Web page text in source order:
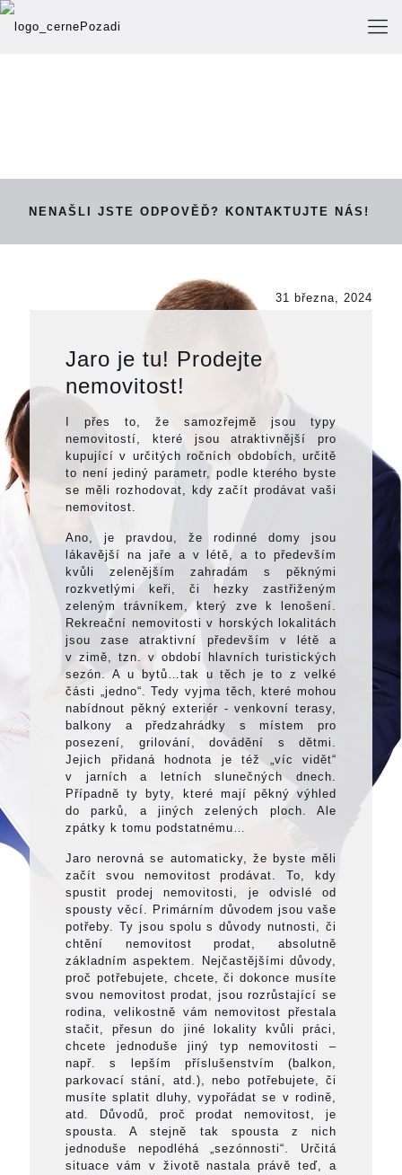
NENAŠLI JSTE ODPOVĚĎ? KONTAKTUJTE NÁS!
31 března, 2024
Jaro je tu! Prodejte
nemovitost!
I přes to, že samozřejmě jsou typy
nemovitostí, které jsou atraktivnější pro
kupující v určitých ročních obdobích, určitě
to není jediný parametr, podle kterého byste
se měli rozhodovat, kdy začít prodávat vaši
nemovitost.
Ano, je pravdou, že rodinné domy jsou
lákavější na jaře a v létě, a to především
kvůli zelenějším zahradám s pěknými
rozkvetlými keři, či hezky zastřiženým
zeleným trávníkem, který zve k lenošení.
Rekreační nemovitosti v horských lokalitách
jsou zase atraktivní především v létě a
v zimě, tzn. v období hlavních turistických
sezón. A u bytů…tak u těch je to z velké
části „jedno“. Tedy vyjma těch, které mohou
nabídnout pěkný exteriér - venkovní terasy,
balkony a předzahrádky s místem pro
posezení, grilování, dovádění s dětmi.
Jejich přidaná hodnota je též „víc vidět“
v jarních a letních slunečných dnech.
Případně ty byty, které mají pěkný výhled
do parků, a jiných zelených ploch. Ale
zpátky k tomu podstatnému…
Jaro nerovná se automaticky, že byste měli
začít svou nemovitost prodávat. To, kdy
spustit prodej nemovitosti, je odvislé od
spousty věcí. Primárním důvodem jsou vaše
potřeby. Ty jsou spolu s důvody nutnosti, či
chtění nemovitost prodat, absolutně
základním aspektem. Nejčastějšími důvody,
proč potřebujete, chcete, či dokonce musíte
svou nemovitost prodat, jsou rozrůstající se
rodina, velikostně vám nemovitost přestala
stačit, přesun do jiné lokality kvůli práci,
chcete jednoduše jiný typ nemovitosti –
např. s lepším příslušenstvím (balkon,
parkovací stání, atd.), nebo potřebujete, či
musíte splatit dluhy, vypořádat se v rodině,
atd. Důvodů, proč prodat nemovitost, je
spousta. A stejně tak spousta z nich
jednoduše nepodléhá „sezónnosti“. Určitá
situace vám v životě nastala právě teď, a